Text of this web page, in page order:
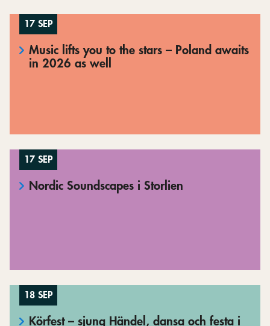
17 SEP
Music lifts you to the stars – Poland awaits
in 2026 as well
17 SEP
Nordic Soundscapes i Storlien
18 SEP
Körfest – sjung Händel, dansa och festa i